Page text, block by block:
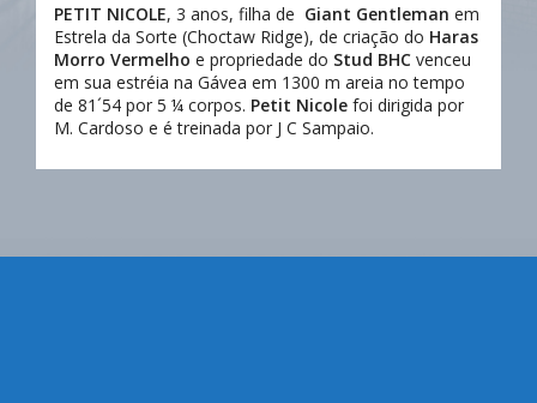
PETIT NICOLE, 3 anos, filha de Giant Gentleman em
Estrela da Sorte (Choctaw Ridge), de criação do Haras
Morro Vermelho e propriedade do Stud BHC venceu
em sua estréia na Gávea em 1300 m areia no tempo
de 81´54 por 5 ¼ corpos. Petit Nicole foi dirigida por
M. Cardoso e é treinada por J C Sampaio.